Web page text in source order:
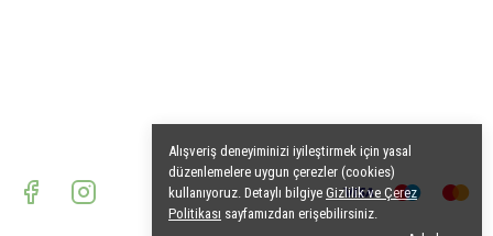
Alışveriş deneyiminizi iyileştirmek için yasal
düzenlemelere uygun çerezler (cookies)
kullanıyoruz. Detaylı bilgiye Gizlilik ve Çerez
Politikası sayfamızdan erişebilirsiniz.